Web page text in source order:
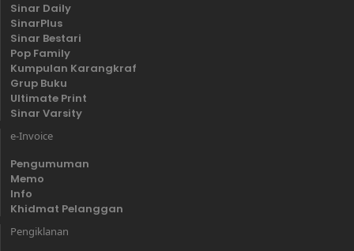
Sinar Daily
SinarPlus
Sinar Bestari
Pop Family
Kumpulan Karangkraf
Grup Buku
Ultimate Print
Sinar Varsity
e-Invoice
Pengumuman
Memo
Info
Khidmat Pelanggan
Pengiklanan